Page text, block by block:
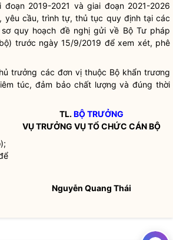
2019-2021 và giai đoạn 2021-2026
yêu cầu, trình tự, thủ tục quy định tại các
quy hoạch đề nghị gửi về Bộ Tư pháp
trước ngày 15/9/2019 để xem xét, phê
trưởng các đơn vị thuộc Bộ khẩn trương
túc, đảm bảo chất lượng và đúng thời
TL.BỘ TRƯỞNG
VỤ TRƯỞNG VỤ TỔ CHỨC CÁN BỘ
Nguyễn Quang Thái